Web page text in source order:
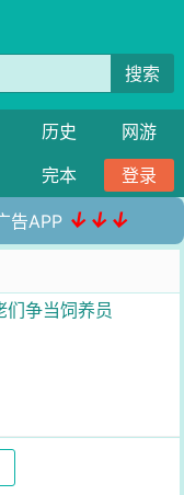
搜索
历史
网游
完本 登录
告APP ↓↓↓
争当饲养员